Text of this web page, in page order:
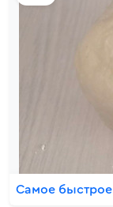
Самое быстрое